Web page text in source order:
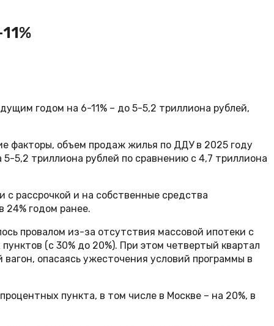
годом на 6-11% – до 5-5,2 триллиона рублей,
факторы, объем продаж жилья по ДДУ в 2025 году
5,2 триллиона рублей по сравнению с 4,7 триллиона
рассрочкой и на собственные средства
24% годом ранее.
провалом из-за отсутствия массовой ипотеки с
(с 30% до 20%). При этом четвертый квартал
опасаясь ужесточения условий программы в
пункта, в том числе в Москве – на 20%, в